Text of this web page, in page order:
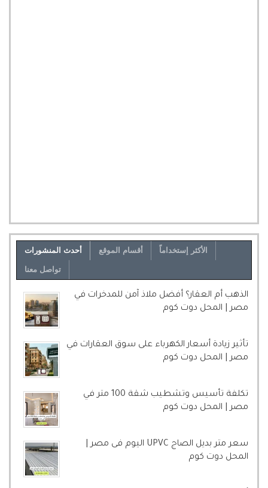
أحدث المنشورات أقسام الموقع الأكثر إستخداماً
تواصل معنا
الذهب أم العقار؟ أفضل ملاذ آمن للمدخرات في
مصر | المحل دوت كوم
تأثير زيادة أسعار الكهرباء على سوق العقارات في
مصر | المحل دوت كوم
تكلفة تأسيس وتشطيب شقة 100 متر في
مصر | المحل دوت كوم
سعر متر بديل الصاج UPVC اليوم فى مصر |
المحل دوت كوم